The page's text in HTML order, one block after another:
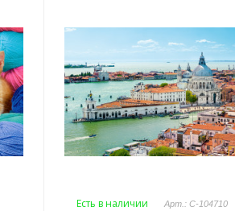
Есть в наличии Арт.: C-104710